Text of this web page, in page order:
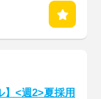
】<週2>夏採用